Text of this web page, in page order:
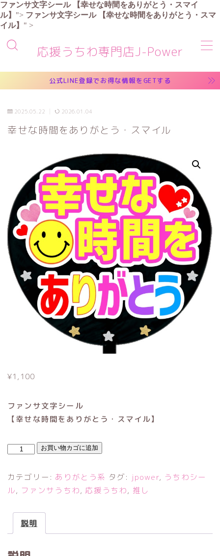
ファンサ文字シール
【幸せな時間をありがとう・スマイ
ル】 "> ファンサ文字シール
【幸せな時間をありがとう・スマ
イル】 " >
応援うちわ専門店J-Power
MENU
よくある質問
マイアカウント
公式LINE登録でお得な情報をGETする
2025.05.22 2026.01.04
幸せな時間をありがとう・スマイル
¥1,100
ファンサ文字シール
【幸せな時間をありがとう・スマイル】
幸
な
時
を
お買い物カゴに追加
カテゴリー: ありがとう系 タグ: jpower, うちわシー
ル, ファンサうちわ, 応援うちわ, 推し
説明